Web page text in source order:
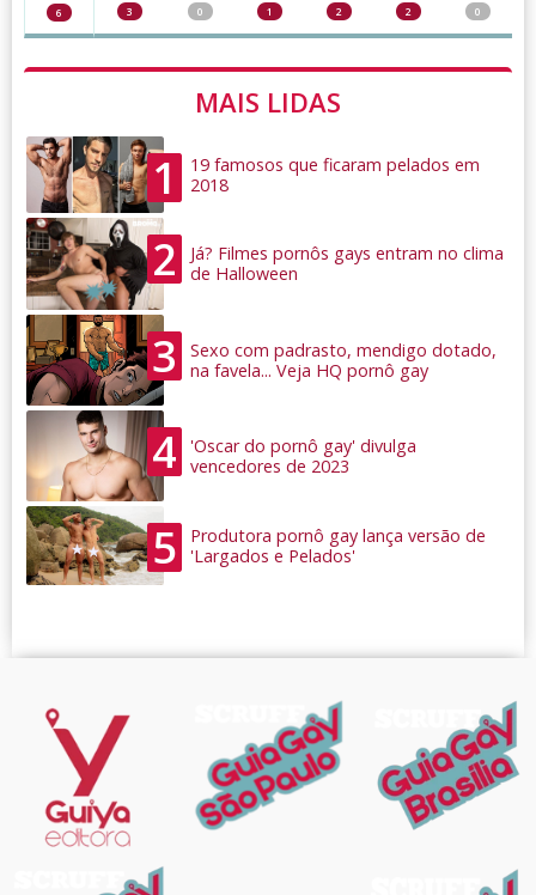
6 3 0 1 2 2 0
MAIS LIDAS
1
19 famosos que ficaram pelados em
2018
2
Já? Filmes pornôs gays entram no clima
de Halloween
3
Sexo com padrasto, mendigo dotado,
na favela... Veja HQ pornô gay
4
'Oscar do pornô gay' divulga
vencedores de 2023
5
Produtora pornô gay lança versão de
'Largados e Pelados'